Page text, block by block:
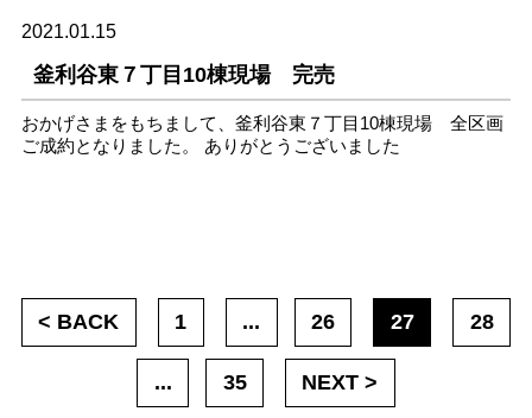
2021.01.15
釜利谷東７丁目10棟現場 完売
おかげさまをもちまして、釜利谷東７丁目10棟現場 全区画
ご成約となりました。 ありがとうございました
< BACK 1 ... 26 27 28
... 35 NEXT >